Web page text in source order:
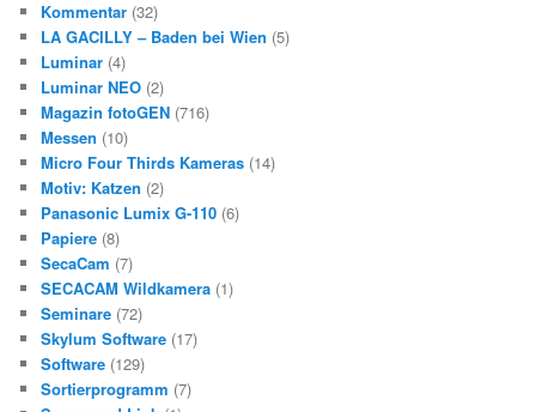
Kommentar (32)
LA GACILLY – Baden bei Wien (5)
Luminar (4)
Luminar NEO (2)
Magazin fotoGEN (716)
Messen (10)
Micro Four Thirds Kameras (14)
Motiv: Katzen (2)
Panasonic Lumix G-110 (6)
Papiere (8)
SecaCam (7)
SECACAM Wildkamera (1)
Seminare (72)
Skylum Software (17)
Software (129)
Sortierprogramm (7)